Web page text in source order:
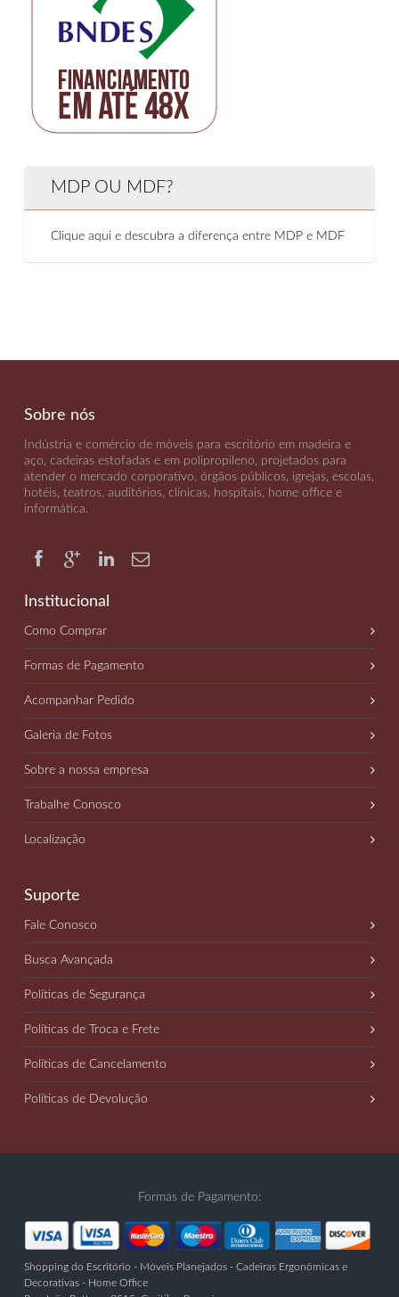
MDP OU MDF?
Clique aqui e descubra a diferença entre MDP e MDF
Sobre nós
Indústria e comércio de móveis para escritório em madeira e
aço, cadeiras estofadas e em polipropileno, projetados para
atender o mercado corporativo, órgãos públicos, igrejas, escolas,
hotéis, teatros, auditórios, clínicas, hospitais, home office e
informática.
Institucional
Como Comprar
Formas de Pagamento
Acompanhar Pedido
Galeria de Fotos
Sobre a nossa empresa
Trabalhe Conosco
Localização
Suporte
Fale Conosco
Busca Avançada
Políticas de Segurança
Políticas de Troca e Frete
Políticas de Cancelamento
Políticas de Devolução
Formas de Pagamento:
Shopping do Escritório - Móveis Planejados - Cadeiras Ergonômicas e
Decorativas - Home Office